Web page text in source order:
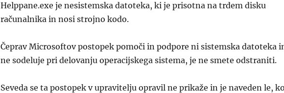
Helppane.exe je nesistemska datoteka, ki je prisotna na trdem disku
računalnika in nosi strojno kodo.
Čeprav Microsoftov postopek pomoči in podpore ni sistemska datoteka
ne sodeluje pri delovanju operacijskega sistema, je ne smete odstraniti.
Seveda se ta postopek v upravitelju opravil ne prikaže in je naveden le,